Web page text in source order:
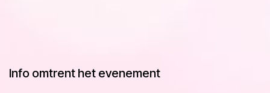
Info omtrent het evenement